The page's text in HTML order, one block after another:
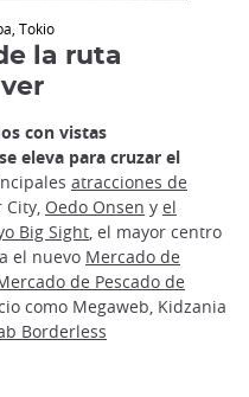
Tokio
la ruta
con vistas
eleva para cruzar el
atracciones de
City, Oedo Onsen y el
Big Sight, el mayor centro
el nuevo Mercado de
de Pescado de
como Megaweb, Kidzania
Borderless